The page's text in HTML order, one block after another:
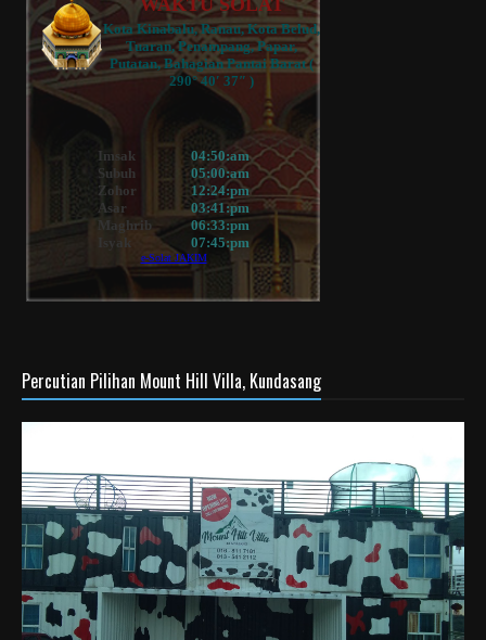
Percutian Pilihan Mount Hill Villa, Kundasang